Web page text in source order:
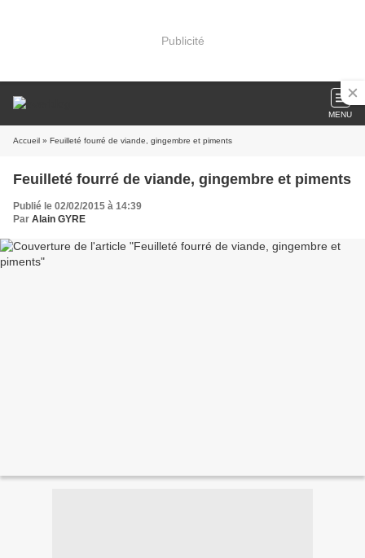
Publicité
MENU
Accueil » Feuilleté fourré de viande, gingembre et piments
Feuilleté fourré de viande, gingembre et piments
Publié le 02/02/2015 à 14:39
Par Alain GYRE